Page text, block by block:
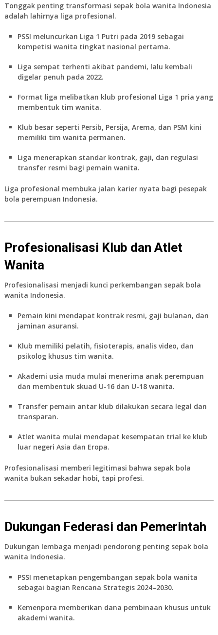
Tonggak penting transformasi sepak bola wanita Indonesia
adalah lahirnya liga profesional.
PSSI meluncurkan Liga 1 Putri pada 2019 sebagai
kompetisi wanita tingkat nasional pertama.
Liga sempat terhenti akibat pandemi, lalu kembali
digelar penuh pada 2022.
Format liga melibatkan klub profesional Liga 1 pria yang
membentuk tim wanita.
Klub besar seperti Persib, Persija, Arema, dan PSM kini
memiliki tim wanita permanen.
Liga menerapkan standar kontrak, gaji, dan regulasi
transfer resmi bagi pemain wanita.
Liga profesional membuka jalan karier nyata bagi pesepak
bola perempuan Indonesia.
Profesionalisasi Klub dan Atlet
Wanita
Profesionalisasi menjadi kunci perkembangan sepak bola
wanita Indonesia.
Pemain kini mendapat kontrak resmi, gaji bulanan, dan
jaminan asuransi.
Klub memiliki pelatih, fisioterapis, analis video, dan
psikolog khusus tim wanita.
Akademi usia muda mulai menerima anak perempuan
dan membentuk skuad U-16 dan U-18 wanita.
Transfer pemain antar klub dilakukan secara legal dan
transparan.
Atlet wanita mulai mendapat kesempatan trial ke klub
luar negeri Asia dan Eropa.
Profesionalisasi memberi legitimasi bahwa sepak bola
wanita bukan sekadar hobi, tapi profesi.
Dukungan Federasi dan Pemerintah
Dukungan lembaga menjadi pendorong penting sepak bola
wanita Indonesia.
PSSI menetapkan pengembangan sepak bola wanita
sebagai bagian Rencana Strategis 2024–2030.
Kemenpora memberikan dana pembinaan khusus untuk
akademi wanita.